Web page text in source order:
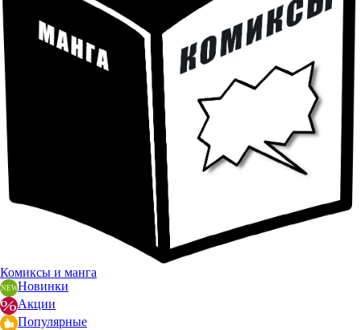
Комиксы и манга
Новинки
Акции
Популярные